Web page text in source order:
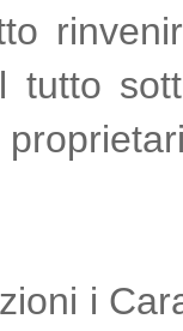
tutto
i